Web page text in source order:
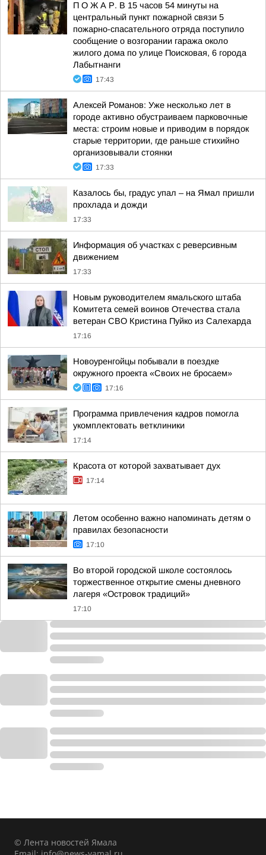
П О Ж А Р. В 15 часов 54 минуты на
центральный пункт пожарной связи 5
пожарно-спасательного отряда поступило
сообщение о возгорании гаража около
жилого дома по улице Поисковая, 6 города
Лабытнанги
17:43
Алексей Романов: Уже несколько лет в
городе активно обустраиваем парковочные
места: строим новые и приводим в порядок
старые территории, где раньше стихийно
организовывали стоянки
17:33
Казалось бы, градус упал – на Ямал пришли
прохлада и дожди
17:33
Информация об участках с реверсивным
движением
17:33
Новым руководителем ямальского штаба
Комитета семей воинов Отечества стала
ветеран СВО Кристина Пуйко из Салехарда
17:16
Новоуренгойцы побывали в поездке
окружного проекта «Своих не бросаем»
17:16
Программа привлечения кадров помогла
укомплектовать ветклиники
17:14
Красота от которой захватывает дух
17:14
Летом особенно важно напоминать детям о
правилах безопасности
17:10
Во второй городской школе состоялось
торжественное открытие смены дневного
лагеря «Островок традиций»
17:10
© Лента новостей Ямала